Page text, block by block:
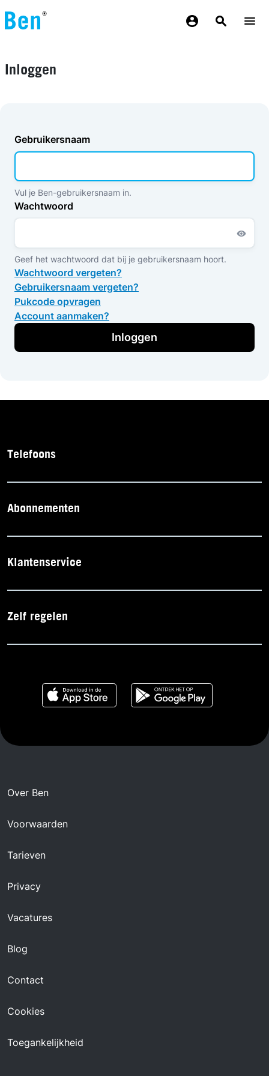
Inloggen
Gebruikersnaam
Vul je Ben-gebruikersnaam in.
Wachtwoord
Geef het wachtwoord dat bij je gebruikersnaam hoort.
Wachtwoord vergeten?
Gebruikersnaam vergeten?
Pukcode opvragen
Account aanmaken?
Inloggen
Telefoons
Abonnementen
Klantenservice
Zelf regelen
Over Ben
Voorwaarden
Tarieven
Privacy
Vacatures
Blog
Contact
Cookies
Toegankelijkheid